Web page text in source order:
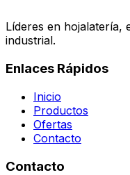
Líderes en hojalatería,
industrial.
Enlaces Rápidos
Inicio
Productos
Ofertas
Contacto
Contacto